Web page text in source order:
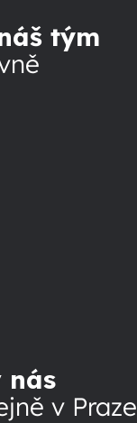
tým
nás
v Praze